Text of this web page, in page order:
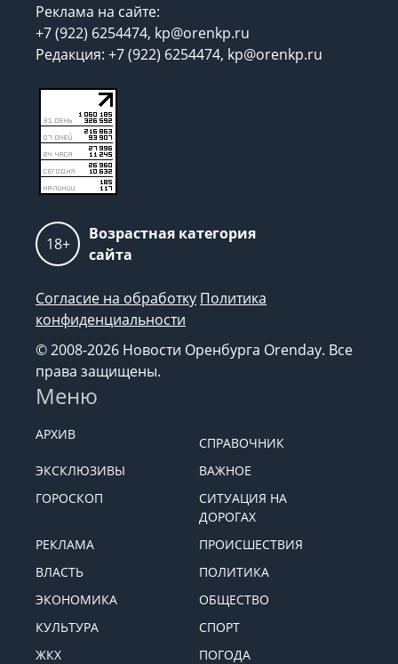
Реклама на сайте:
+7 (922) 6254474, kp@orenkp.ru
Редакция: +7 (922) 6254474, kp@orenkp.ru
18+
Возрастная категория
сайта
Согласие на обработку Политика
конфиденциальности
© 2008-2026 Новости Оренбурга Orenday. Все
права защищены.
Меню
АРХИВ
СПРАВОЧНИК
ЭКСКЛЮЗИВЫ
ВАЖНОЕ
ГОРОСКОП
СИТУАЦИЯ НА
ДОРОГАХ
РЕКЛАМА
ПРОИСШЕСТВИЯ
ВЛАСТЬ
ПОЛИТИКА
ЭКОНОМИКА
ОБЩЕСТВО
КУЛЬТУРА
СПОРТ
ЖКХ
ПОГОДА